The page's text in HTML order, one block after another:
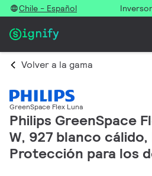
Chile - Español
Volver a la gama
GreenSpace Flex Luna
Philips GreenSpace
W, 927 blanco cálido,
Protección para los